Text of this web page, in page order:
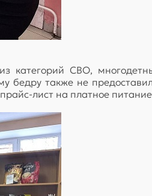
категорий СВО,
бедру также не
лист на платное